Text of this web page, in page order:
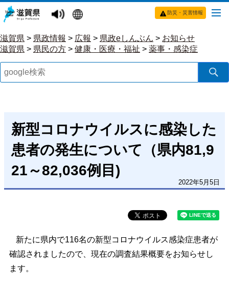
防災・災害情報
滋賀県 > 県政情報 > 広報 > 県政eしんぶん > お知らせ
滋賀県 > 県民の方 > 健康・医療・福祉 > 薬事・感染症
新型コロナウイルスに感染した
患者の発生について（県内81,9
21～82,036例目)
2022年5月5日
新たに県内で116名の新型コロナウイルス感染症患者が
確認されましたので、現在の調査結果概要をお知らせし
ます。